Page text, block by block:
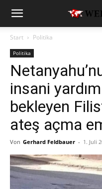
Start Politika
Politika
insani
bekleyen
ateş açma
Von Gerhard Feldbauer - 1. Juli